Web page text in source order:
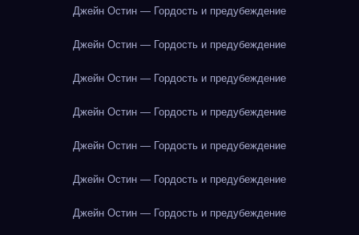
Джейн Остин — Гордость и предубеждение
Джейн Остин — Гордость и предубеждение
Джейн Остин — Гордость и предубеждение
Джейн Остин — Гордость и предубеждение
Джейн Остин — Гордость и предубеждение
Джейн Остин — Гордость и предубеждение
Джейн Остин — Гордость и предубеждение